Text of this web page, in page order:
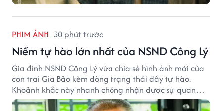
PHIM ẢNH 30 phút trước
Niềm tự hào lớn nhất của NSND Công Lý
Gia đình NSND Công Lý vừa chia sẻ hình ảnh mới của
con trai Gia Bảo kèm dòng trạng thái đầy tự hào.
Khoảnh khắc này nhanh chóng nhận được sự quan
tâm từ đông đảo khán giả.